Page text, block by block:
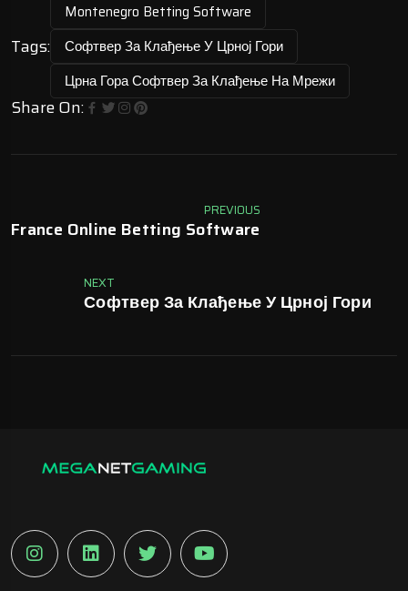
Tags:
Montenegro Betting Software
Софтвер За Клађење У Црној Гори
Црна Гора Софтвер За Клађење На Мрежи
Share On:
PREVIOUS
France Online Betting Software
NEXT
Софтвер За Клађење У Црној Гори